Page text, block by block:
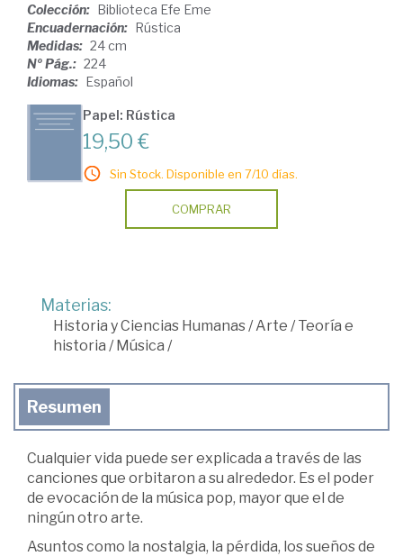
Colección: Biblioteca Efe Eme
Encuadernación: Rústica
Medidas: 24 cm
Nº Pág.: 224
Idiomas: Español
Papel: Rústica
19,50 €
Sin Stock. Disponible en 7/10 días.
COMPRAR
Materias:
Historia y Ciencias Humanas /Arte /Teoría e
historia /Música /
Resumen
Cualquier vida puede ser explicada a través de las
canciones que orbitaron a su alrededor. Es el poder
de evocación de la música pop, mayor que el de
ningún otro arte.
Asuntos como la nostalgia, la pérdida, los sueños de